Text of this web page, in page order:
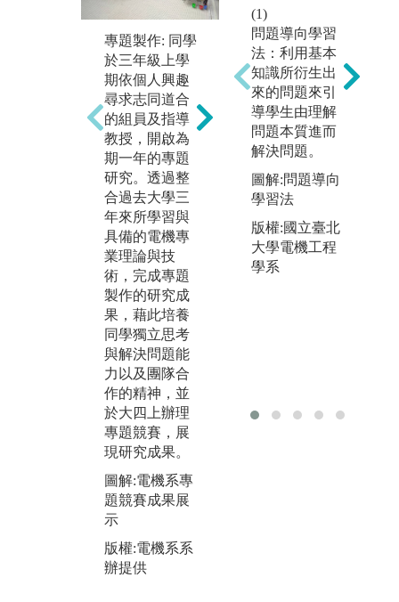
專題製作: 同學
於三年級上學
期依個人興趣
尋求志同道合
的組員及指導
教授，開啟為
期一年的專題
研究。透過整
合過去大學三
年來所學習與
具備的電機專
業理論與技
術，完成專題
製作的研究成
果，藉此培養
同學獨立思考
與解決問題能
力以及團隊合
作的精神，並
於大四上辦理
專題競賽，展
現研究成果。
圖解:電機系專
題競賽成果展
示
版權:電機系系
辦提供
同儕教學: 透過
同儕學習互動
的方式，由課
堂中學習成效
較佳的同學來
協助需要教學
支援或輔導的
同學，藉此協
助授課教師進
行教學活動與
課業輔導。
圖解:學生互相
討論
(1)
問題導向學習
法：利用基本
知識所衍生出
來的問題來引
導學生由理解
問題本質進而
解決問題。
圖解:問題導向
學習法
版權:國立臺北
大學電機工程
學系